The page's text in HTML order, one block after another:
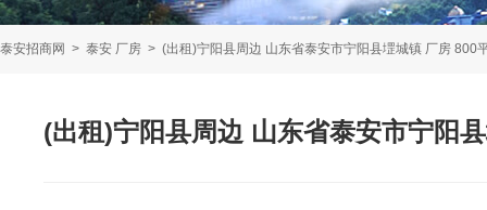
泰安招商网 > 泰安 厂房 > (出租)宁阳县周边 山东省泰安市宁阳县堽城镇 厂房 800
(出租)宁阳县周边 山东省泰安市宁阳